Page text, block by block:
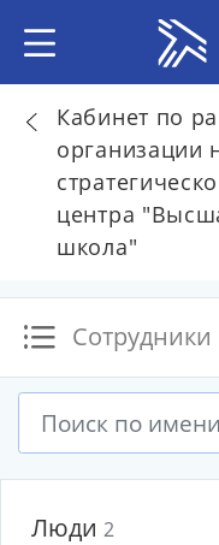
Кабинет по
организации
центра
школа"
Сотрудники
Люди 2